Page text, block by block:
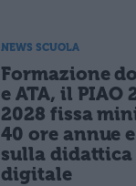
NEWS SCUOLA
Formazione
e ATA, il PIAO
2028 fissa
40 ore annue
sulla didattica
digitale